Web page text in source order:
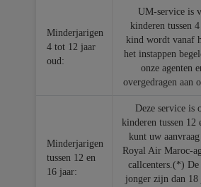
Minderjarigen
4 tot 12 jaar
oud:
UM-service is
kinderen tussen
kind wordt vanaf
het instappen
onze agenten
overgedragen aan
Minderjarigen
tussen 12 en
16 jaar:
Deze service is
kinderen tussen 12
kunt uw
Royal Air Maroc-
callcenters.(*) De
jonger zijn dan